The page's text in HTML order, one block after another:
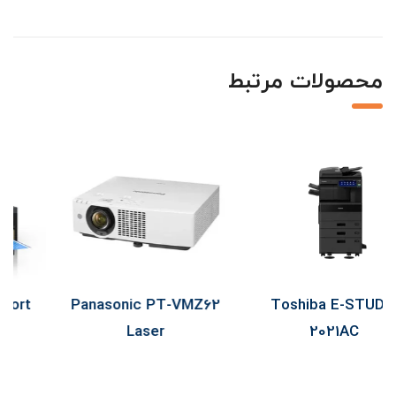
محصولات مرتبط
Panasonic PT-VMZ62
Epson L11050 Support